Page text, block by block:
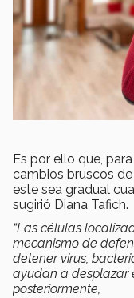
Es por ello que,
cambios bruscos
este sea gradual
sugirió Diana Tafich.
“Las células
mecanismo de
detener virus,
ayudan a desplazar
posteriormente,